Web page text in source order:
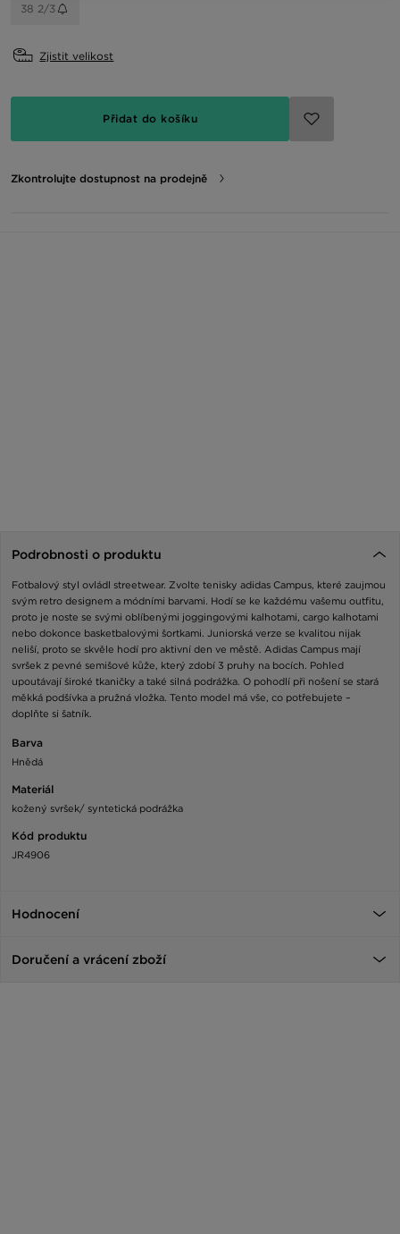
38 2/3
Zjistit velikost
Přidat do košíku
Zkontrolujte dostupnost na prodejně
Podrobnosti o produktu
Fotbalový styl ovládl streetwear. Zvolte tenisky adidas Campus, které zaujmou
svým retro designem a módními barvami. Hodí se ke každému vašemu outfitu,
proto je noste se svými oblíbenými joggingovými kalhotami, cargo kalhotami
nebo dokonce basketbalovými šortkami. Juniorská verze se kvalitou nijak
neliší, proto se skvěle hodí pro aktivní den ve městě. Adidas Campus mají
svršek z pevné semišové kůže, který zdobí 3 pruhy na bocích. Pohled
upoutávají široké tkaničky a také silná podrážka. O pohodlí při nošení se stará
měkká podšívka a pružná vložka. Tento model má vše, co potřebujete –
doplňte si šatník.
Barva
Hnědá
Materiál
kožený svršek/ syntetická podrážka
Kód produktu
JR4906
Hodnocení
Doručení a vrácení zboží